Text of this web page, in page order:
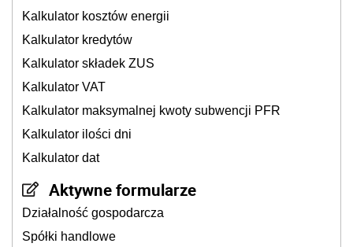
Kalkulator kosztów energii
Kalkulator kredytów
Kalkulator składek ZUS
Kalkulator VAT
Kalkulator maksymalnej kwoty subwencji PFR
Kalkulator ilości dni
Kalkulator dat
Aktywne formularze
Działalność gospodarcza
Spółki handlowe